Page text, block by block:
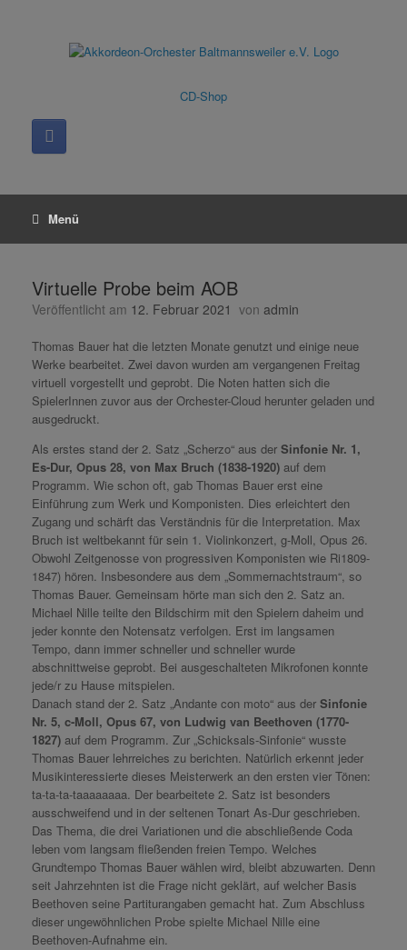
CD-Shop
Menü
Virtuelle Probe beim AOB
Veröffentlicht am 12. Februar 2021 von admin
Thomas Bauer hat die letzten Monate genutzt und einige neue
Werke bearbeitet. Zwei davon wurden am vergangenen Freitag
virtuell vorgestellt und geprobt. Die Noten hatten sich die
SpielerInnen zuvor aus der Orchester-Cloud herunter geladen und
ausgedruckt.
Als erstes stand der 2. Satz „Scherzo“ aus der Sinfonie Nr. 1,
Es-Dur, Opus 28, von Max Bruch (1838-1920) auf dem
Programm. Wie schon oft, gab Thomas Bauer erst eine
Einführung zum Werk und Komponisten. Dies erleichtert den
Zugang und schärft das Verständnis für die Interpretation. Max
Bruch ist weltbekannt für sein 1. Violinkonzert, g-Moll, Opus 26.
Obwohl Zeitgenosse von progressiven Komponisten wie Ri1809-
1847) hören. Insbesondere aus dem „Sommernachtstraum“, so
Thomas Bauer. Gemeinsam hörte man sich den 2. Satz an.
Michael Nille teilte den Bildschirm mit den Spielern daheim und
jeder konnte den Notensatz verfolgen. Erst im langsamen
Tempo, dann immer schneller und schneller wurde
abschnittweise geprobt. Bei ausgeschalteten Mikrofonen konnte
jede/r zu Hause mitspielen.
Danach stand der 2. Satz „Andante con moto“ aus der Sinfonie
Nr. 5, c-Moll, Opus 67, von Ludwig van Beethoven (1770-
1827) auf dem Programm. Zur „Schicksals-Sinfonie“ wusste
Thomas Bauer lehrreiches zu berichten. Natürlich erkennt jeder
Musikinteressierte dieses Meisterwerk an den ersten vier Tönen:
ta-ta-ta-taaaaaaaa. Der bearbeitete 2. Satz ist besonders
ausschweifend und in der seltenen Tonart As-Dur geschrieben.
Das Thema, die drei Variationen und die abschließende Coda
leben vom langsam fließenden freien Tempo. Welches
Grundtempo Thomas Bauer wählen wird, bleibt abzuwarten. Denn
seit Jahrzehnten ist die Frage nicht geklärt, auf welcher Basis
Beethoven seine Partiturangaben gemacht hat. Zum Abschluss
dieser ungewöhnlichen Probe spielte Michael Nille eine
Beethoven-Aufnahme ein.